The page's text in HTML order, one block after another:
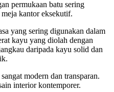
permukaan batu sering
kantor eksekutif.
yang sering digunakan dalam
kayu yang diolah dengan
daripada kayu solid dan
modern dan transparan.
interior kontemporer.